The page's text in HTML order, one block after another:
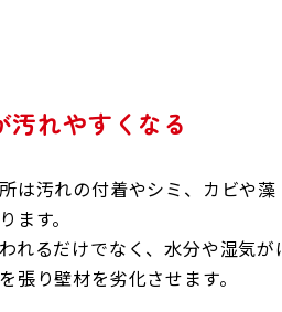
汚れやすくなる
は汚れの付着やシミ、カビや藻
ます。
れるだけでなく、水分や湿気が
張り壁材を劣化させます。